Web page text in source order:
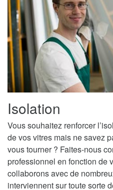
Isolation
Vous souhaitez renforcer
de vos vitres mais ne savez
vous tourner ? Faites-nous
professionnel en fonction de
collaborons avec de
interviennent sur toute sorte